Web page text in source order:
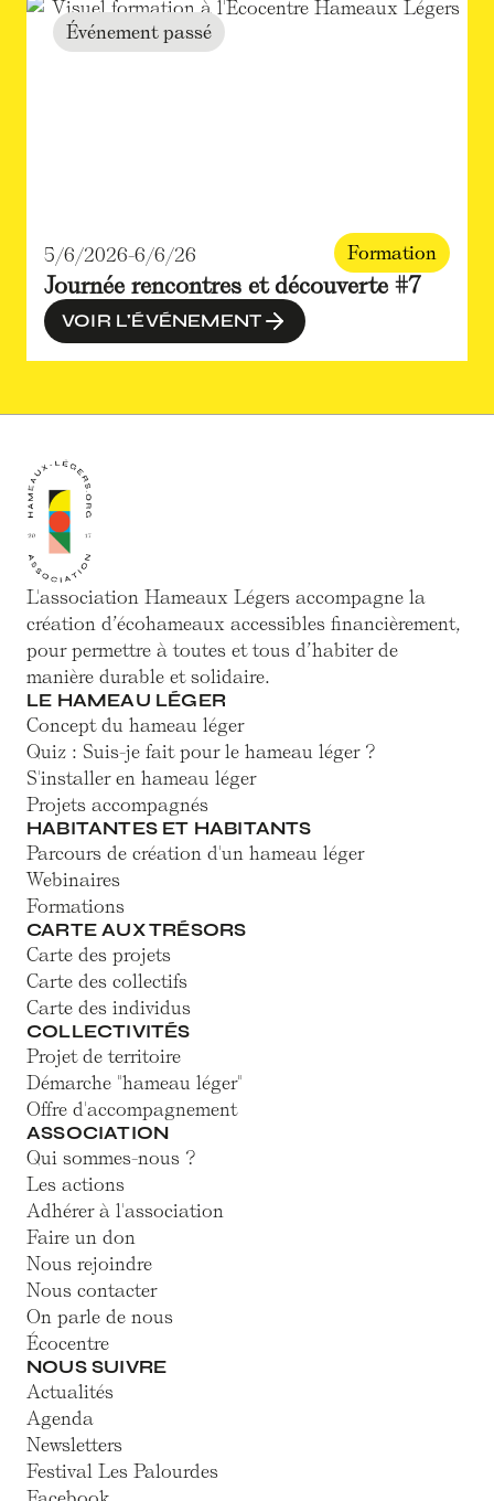
Événement passé
5/6/2026-6/6/26 Formation
Journée rencontres et découverte #7
VOIR L'ÉVÉNEMENT
L'association Hameaux Légers accompagne la
création d’écohameaux accessibles financièrement,
pour permettre à toutes et tous d’habiter de
manière durable et solidaire.
LE HAMEAU LÉGER
Concept du hameau léger
Quiz : Suis-je fait pour le hameau léger ?
S'installer en hameau léger
Projets accompagnés
HABITANTES ET HABITANTS
Parcours de création d'un hameau léger
Webinaires
Formations
CARTE AUX TRÉSORS
Carte des projets
Carte des collectifs
Carte des individus
COLLECTIVITÉS
Projet de territoire
Démarche "hameau léger"
Offre d'accompagnement
ASSOCIATION
Qui sommes-nous ?
Les actions
Adhérer à l'association
Faire un don
Nous rejoindre
Nous contacter
On parle de nous
Écocentre
NOUS SUIVRE
Actualités
Agenda
Newsletters
Festival Les Palourdes